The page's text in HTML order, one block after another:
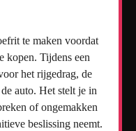
te maken voordat
kopen. Tijdens een
het rijgedrag, de
auto. Het stelt je in
of ongemakken
beslissing neemt.